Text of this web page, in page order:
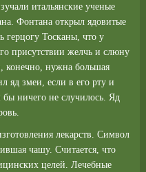
итальянские ученые
Фонтана открыл ядовитые
герцогу Тосканы, что у
присутствии желчь и слюну
конечно, нужна большая
яд змеи, если в его рту и
ничего не случилось. Яд
лекарств. Символ
чашу. Считается, что
целей. Лечебные